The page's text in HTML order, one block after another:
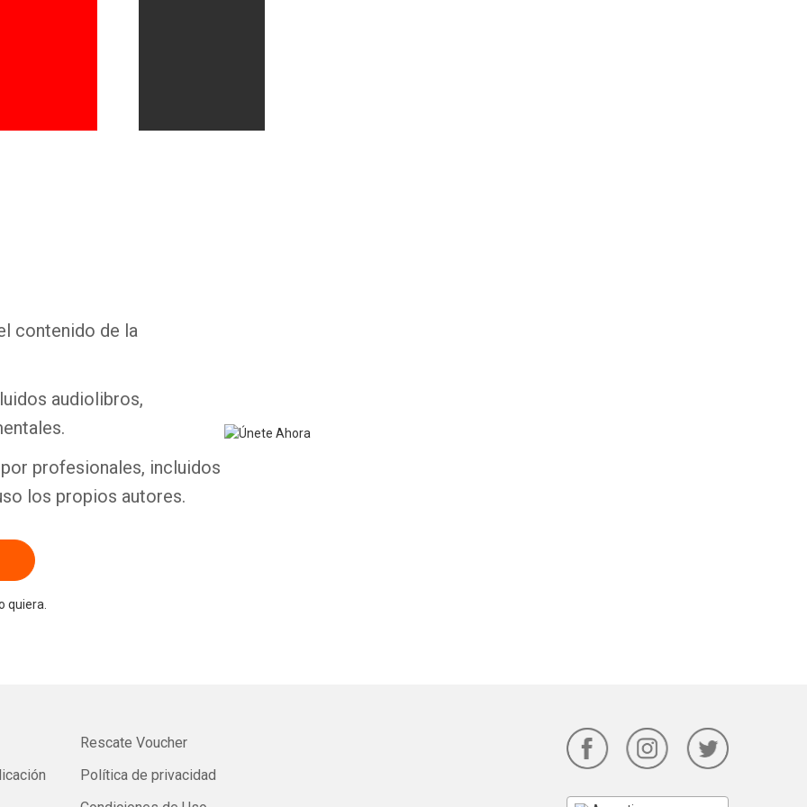
contenido de la
audiolibros,
profesionales, incluidos
los propios autores.
quiera.
Rescate Voucher
Política de privacidad